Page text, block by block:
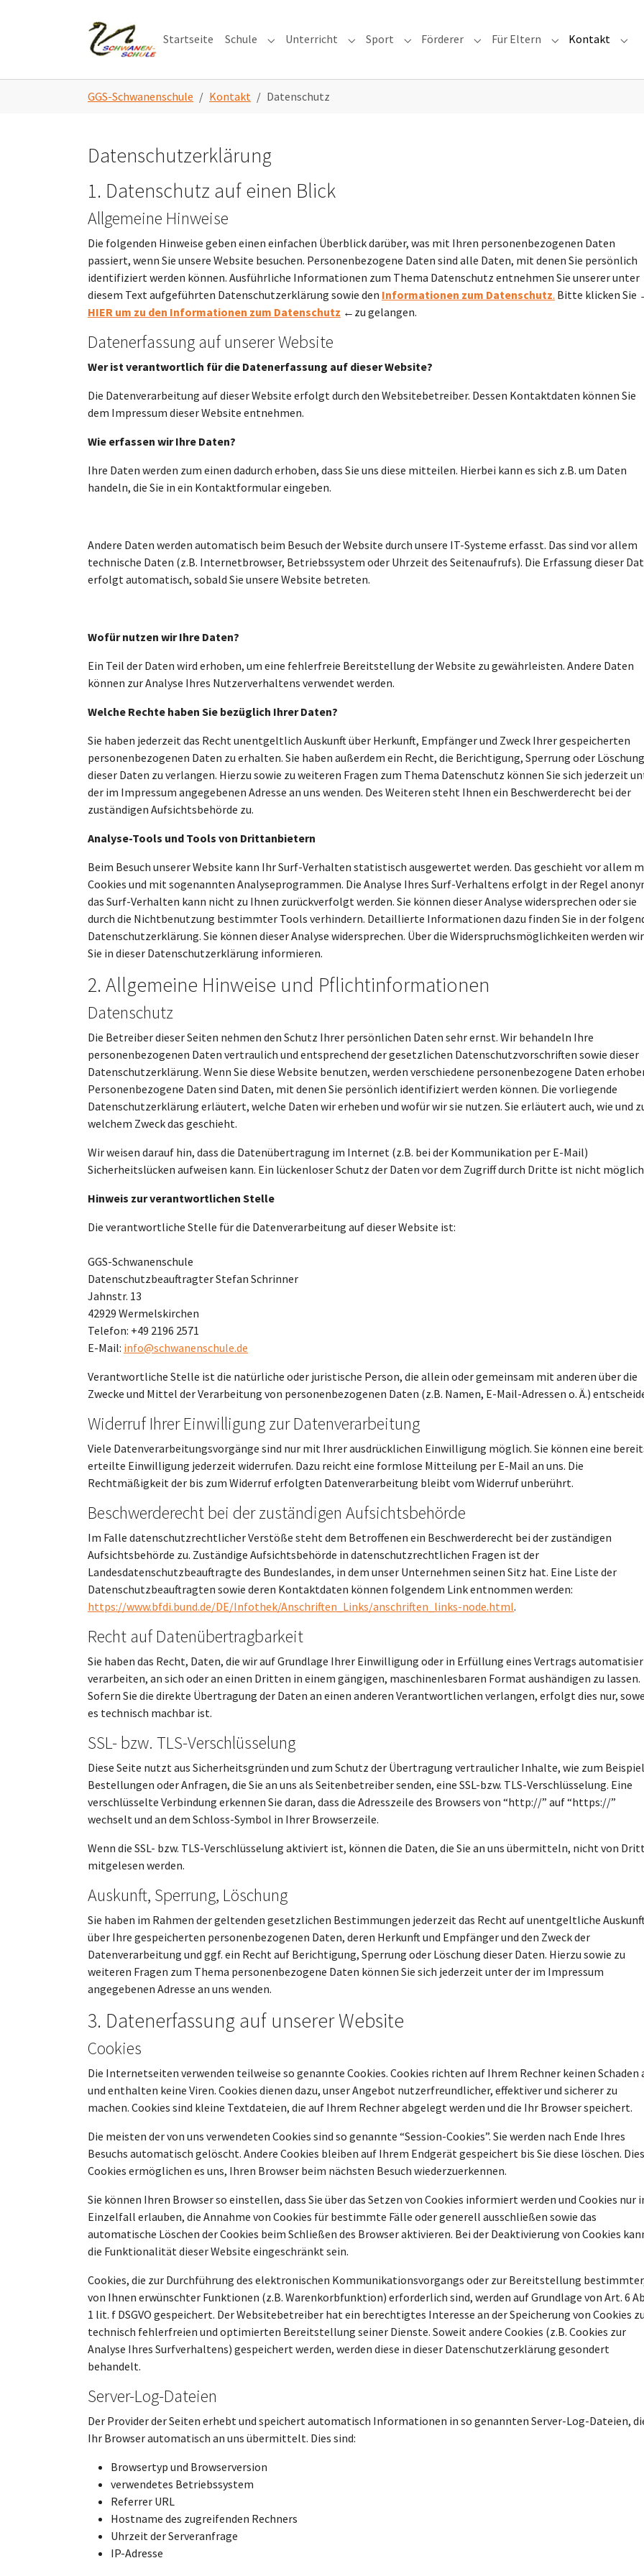
Startseite Schule Submenu for "Schule"
Unterricht Submenu for "Unterricht"
Sport Submenu for "Sport"
Förderer Submenu for "Förderer"
Für Eltern Submenu for "Für
Kontakt
GGS-Schwanenschule Kontakt Datenschutz
Datenschutzerklärung
1. Datenschutz auf einen Blick
Allgemeine Hinweise
Die folgenden Hinweise geben einen einfachen Überblick darüber, was mit Ihren personenbezogenen Daten
passiert, wenn Sie unsere Website besuchen. Personenbezogene Daten sind alle Daten, mit denen Sie persönlich
identifiziert werden können. Ausführliche Informationen zum Thema Datenschutz entnehmen Sie unserer unter
diesem Text aufgeführten Datenschutzerklärung sowie den Informationen zum Datenschutz. Bitte klicken Sie
HIER um zu den Informationen zum Datenschutz ← zu gelangen.
Datenerfassung auf unserer Website
Wer ist verantwortlich für die Datenerfassung auf dieser Website?
Die Datenverarbeitung auf dieser Website erfolgt durch den Websitebetreiber. Dessen Kontaktdaten können Sie
dem Impressum dieser Website entnehmen.
Wie erfassen wir Ihre Daten?
Ihre Daten werden zum einen dadurch erhoben, dass Sie uns diese mitteilen. Hierbei kann es sich z.B. um Daten
handeln, die Sie in ein Kontaktformular eingeben.
Andere Daten werden automatisch beim Besuch der Website durch unsere IT-Systeme erfasst. Das sind vor allem
technische Daten (z.B. Internetbrowser, Betriebssystem oder Uhrzeit des Seitenaufrufs). Die Erfassung dieser
erfolgt automatisch, sobald Sie unsere Website betreten.
Wofür nutzen wir Ihre Daten?
Ein Teil der Daten wird erhoben, um eine fehlerfreie Bereitstellung der Website zu gewährleisten. Andere Daten
können zur Analyse Ihres Nutzerverhaltens verwendet werden.
Welche Rechte haben Sie bezüglich Ihrer Daten?
Sie haben jederzeit das Recht unentgeltlich Auskunft über Herkunft, Empfänger und Zweck Ihrer gespeicherten
personenbezogenen Daten zu erhalten. Sie haben außerdem ein Recht, die Berichtigung, Sperrung oder Löschung
dieser Daten zu verlangen. Hierzu sowie zu weiteren Fragen zum Thema Datenschutz können Sie sich jederzeit
der im Impressum angegebenen Adresse an uns wenden. Des Weiteren steht Ihnen ein Beschwerderecht bei der
zuständigen Aufsichtsbehörde zu.
Analyse-Tools und Tools von Drittanbietern
Beim Besuch unserer Website kann Ihr Surf-Verhalten statistisch ausgewertet werden. Das geschieht vor allem
Cookies und mit sogenannten Analyseprogrammen. Die Analyse Ihres Surf-Verhaltens erfolgt in der Regel
das Surf-Verhalten kann nicht zu Ihnen zurückverfolgt werden. Sie können dieser Analyse widersprechen oder sie
durch die Nichtbenutzung bestimmter Tools verhindern. Detaillierte Informationen dazu finden Sie in der
Datenschutzerklärung. Sie können dieser Analyse widersprechen. Über die Widerspruchsmöglichkeiten werden wir
Sie in dieser Datenschutzerklärung informieren.
2. Allgemeine Hinweise und Pflichtinformationen
Datenschutz
Die Betreiber dieser Seiten nehmen den Schutz Ihrer persönlichen Daten sehr ernst. Wir behandeln Ihre
personenbezogenen Daten vertraulich und entsprechend der gesetzlichen Datenschutzvorschriften sowie dieser
Datenschutzerklärung. Wenn Sie diese Website benutzen, werden verschiedene personenbezogene Daten
Personenbezogene Daten sind Daten, mit denen Sie persönlich identifiziert werden können. Die vorliegende
Datenschutzerklärung erläutert, welche Daten wir erheben und wofür wir sie nutzen. Sie erläutert auch, wie und
welchem Zweck das geschieht.
Wir weisen darauf hin, dass die Datenübertragung im Internet (z.B. bei der Kommunikation per E-Mail)
Sicherheitslücken aufweisen kann. Ein lückenloser Schutz der Daten vor dem Zugriff durch Dritte ist nicht
Hinweis zur verantwortlichen Stelle
Die verantwortliche Stelle für die Datenverarbeitung auf dieser Website ist:
GGS-Schwanenschule
Datenschutzbeauftragter Stefan Schrinner
Jahnstr. 13
42929 Wermelskirchen
Telefon: +49 2196 2571
E-Mail: info@schwanenschule.de
Verantwortliche Stelle ist die natürliche oder juristische Person, die allein oder gemeinsam mit anderen über die
Zwecke und Mittel der Verarbeitung von personenbezogenen Daten (z.B. Namen, E-Mail-Adressen o. Ä.)
Widerruf Ihrer Einwilligung zur Datenverarbeitung
Viele Datenverarbeitungsvorgänge sind nur mit Ihrer ausdrücklichen Einwilligung möglich. Sie können eine
erteilte Einwilligung jederzeit widerrufen. Dazu reicht eine formlose Mitteilung per E-Mail an uns. Die
Rechtmäßigkeit der bis zum Widerruf erfolgten Datenverarbeitung bleibt vom Widerruf unberührt.
Beschwerderecht bei der zuständigen Aufsichtsbehörde
Im Falle datenschutzrechtlicher Verstöße steht dem Betroffenen ein Beschwerderecht bei der zuständigen
Aufsichtsbehörde zu. Zuständige Aufsichtsbehörde in datenschutzrechtlichen Fragen ist der
Landesdatenschutzbeauftragte des Bundeslandes, in dem unser Unternehmen seinen Sitz hat. Eine Liste der
Datenschutzbeauftragten sowie deren Kontaktdaten können folgendem Link entnommen werden:
https://www.bfdi.bund.de/DE/Infothek/Anschriften_Links/anschriften_links-node.html.
Recht auf Datenübertragbarkeit
Sie haben das Recht, Daten, die wir auf Grundlage Ihrer Einwilligung oder in Erfüllung eines Vertrags
verarbeiten, an sich oder an einen Dritten in einem gängigen, maschinenlesbaren Format aushändigen zu lassen.
Sofern Sie die direkte Übertragung der Daten an einen anderen Verantwortlichen verlangen, erfolgt dies nur,
es technisch machbar ist.
SSL- bzw. TLS-Verschlüsselung
Diese Seite nutzt aus Sicherheitsgründen und zum Schutz der Übertragung vertraulicher Inhalte, wie zum Beispiel
Bestellungen oder Anfragen, die Sie an uns als Seitenbetreiber senden, eine SSL-bzw. TLS-Verschlüsselung. Eine
verschlüsselte Verbindung erkennen Sie daran, dass die Adresszeile des Browsers von “http://” auf “https://”
wechselt und an dem Schloss-Symbol in Ihrer Browserzeile.
Wenn die SSL- bzw. TLS-Verschlüsselung aktiviert ist, können die Daten, die Sie an uns übermitteln, nicht von
mitgelesen werden.
Auskunft, Sperrung, Löschung
Sie haben im Rahmen der geltenden gesetzlichen Bestimmungen jederzeit das Recht auf unentgeltliche
über Ihre gespeicherten personenbezogenen Daten, deren Herkunft und Empfänger und den Zweck der
Datenverarbeitung und ggf. ein Recht auf Berichtigung, Sperrung oder Löschung dieser Daten. Hierzu sowie zu
weiteren Fragen zum Thema personenbezogene Daten können Sie sich jederzeit unter der im Impressum
angegebenen Adresse an uns wenden.
3. Datenerfassung auf unserer Website
Cookies
Die Internetseiten verwenden teilweise so genannte Cookies. Cookies richten auf Ihrem Rechner keinen Schaden
und enthalten keine Viren. Cookies dienen dazu, unser Angebot nutzerfreundlicher, effektiver und sicherer zu
machen. Cookies sind kleine Textdateien, die auf Ihrem Rechner abgelegt werden und die Ihr Browser speichert.
Die meisten der von uns verwendeten Cookies sind so genannte “Session-Cookies”. Sie werden nach Ende Ihres
Besuchs automatisch gelöscht. Andere Cookies bleiben auf Ihrem Endgerät gespeichert bis Sie diese löschen.
Cookies ermöglichen es uns, Ihren Browser beim nächsten Besuch wiederzuerkennen.
Sie können Ihren Browser so einstellen, dass Sie über das Setzen von Cookies informiert werden und Cookies nur
Einzelfall erlauben, die Annahme von Cookies für bestimmte Fälle oder generell ausschließen sowie das
automatische Löschen der Cookies beim Schließen des Browser aktivieren. Bei der Deaktivierung von Cookies
die Funktionalität dieser Website eingeschränkt sein.
Cookies, die zur Durchführung des elektronischen Kommunikationsvorgangs oder zur Bereitstellung
von Ihnen erwünschter Funktionen (z.B. Warenkorbfunktion) erforderlich sind, werden auf Grundlage von Art. 6
1 lit. f DSGVO gespeichert. Der Websitebetreiber hat ein berechtigtes Interesse an der Speicherung von Cookies
technisch fehlerfreien und optimierten Bereitstellung seiner Dienste. Soweit andere Cookies (z.B. Cookies zur
Analyse Ihres Surfverhaltens) gespeichert werden, werden diese in dieser Datenschutzerklärung gesondert
behandelt.
Server-Log-Dateien
Der Provider der Seiten erhebt und speichert automatisch Informationen in so genannten Server-Log-Dateien,
Ihr Browser automatisch an uns übermittelt. Dies sind:
Browsertyp und Browserversion
verwendetes Betriebssystem
Referrer URL
Hostname des zugreifenden Rechners
Uhrzeit der Serveranfrage
IP-Adresse